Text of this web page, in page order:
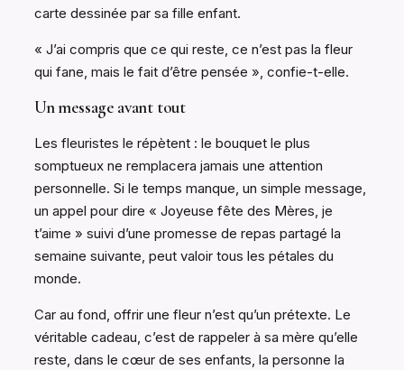
carte dessinée par sa fille enfant.
« J’ai compris que ce qui reste, ce n’est pas la fleur
qui fane, mais le fait d’être pensée », confie-t-elle.
Un message avant tout
Les fleuristes le répètent : le bouquet le plus
somptueux ne remplacera jamais une attention
personnelle. Si le temps manque, un simple message,
un appel pour dire « Joyeuse fête des Mères, je
t’aime » suivi d’une promesse de repas partagé la
semaine suivante, peut valoir tous les pétales du
monde.
Car au fond, offrir une fleur n’est qu’un prétexte. Le
véritable cadeau, c’est de rappeler à sa mère qu’elle
reste, dans le cœur de ses enfants, la personne la